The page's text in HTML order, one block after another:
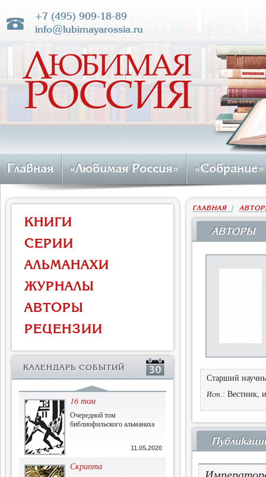
+7 (495) 909-18-89
info@lubimayarossia.ru
Главная «Любимая Россия» «Собрание»
КНИГИ
СЕРИИ
АЛЬМАНАХИ
ЖУРНАЛЫ
АВТОРЫ
РЕЦЕНЗИИ
КАЛЕНДАРЬ СОБЫТИЙ
Власть и церковь
Противостояние во время
массового голода
История и историческая
исторической мысли
16 том
Очередной том
библиофильского альманаха
11.05.2020
Скрипта
ГЛАВНАЯ |
АВТОРЫ
Старший
Ист.: Вестник,